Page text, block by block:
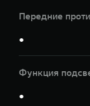
Передние
●
Функция
●